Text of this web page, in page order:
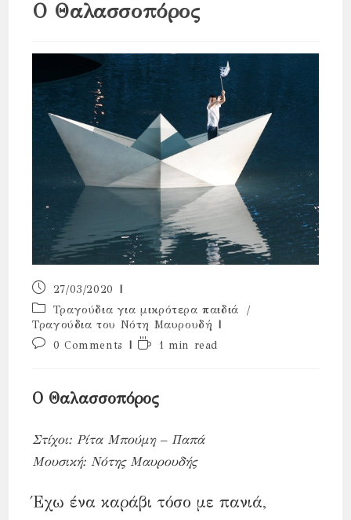
Ο Θαλασσοπόρος
Post
published:
27/03/2020
Post
category:
Τραγούδια για μικρότερα παιδιά
/
Τραγούδια του Νότη Μαυρουδή
Post0 Comments
Reading1 min read
Ο Θαλασσοπόρος
Στίχοι: Ρίτα Μπούμη – Παπά
Μουσική: Νότης Μαυρουδής
Έχω ένα καράβι τόσο με πανιά,